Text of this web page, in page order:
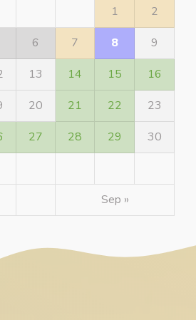
1
2
6 7 8
9
13 14 15
16
20 21 22
23
27 28 29
30
Sep »